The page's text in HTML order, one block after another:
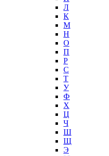
Л
К
М
Н
О
П
Р
С
Т
У
Ф
Х
Ц
Ч
Ш
Щ
Э